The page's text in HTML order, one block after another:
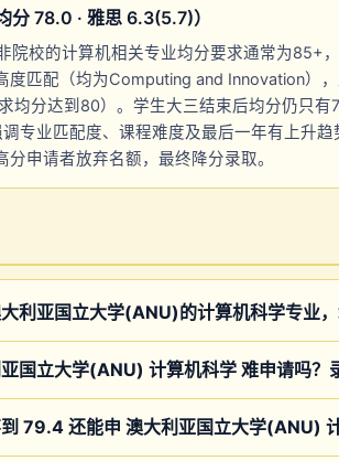
均分 78.0 · 雅思 6.3(5.7)）
院校的计算机相关专业均分要求通常为85+
度匹配（均为Computing and Innovation）
均分达到80）。学生大三结束后均分仍只
专业匹配度、课程难度及最后一年有上升
分申请者放弃名额，最终降分录取。
利亚国立大学(ANU)的计算机科学专业
国立大学(ANU) 计算机科学 难申请吗？
79.4 还能申 澳大利亚国立大学(ANU)